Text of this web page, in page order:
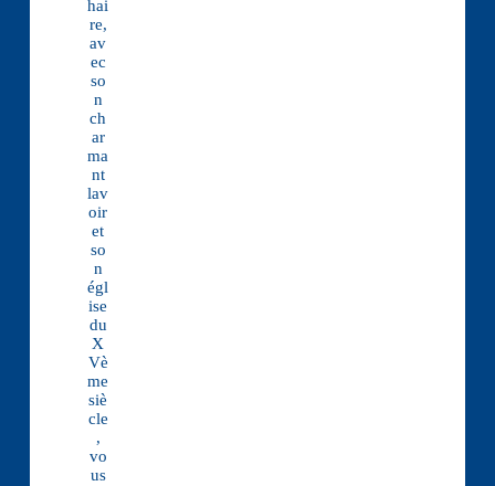
hai
re,
av
ec
so
n
ch
ar
ma
nt
lav
oir
et
so
n
égl
ise
du
X
Vè
me
siè
cle
,
vo
us